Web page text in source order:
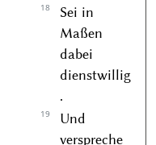
18
Sei in
Maßen
dabei
dienstwillig
.
19
Und
verspreche